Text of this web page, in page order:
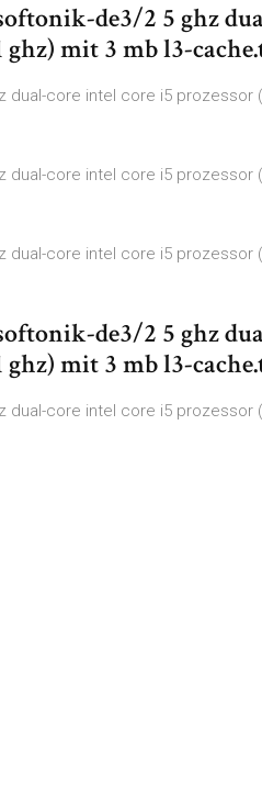
de3/2 5 ghz
ghz) mit 3 mb l3-
dual-core intel core i5 prozessor
dual-core intel core i5 prozessor
dual-core intel core i5 prozessor
de3/2 5 ghz
ghz) mit 3 mb l3-
dual-core intel core i5 prozessor